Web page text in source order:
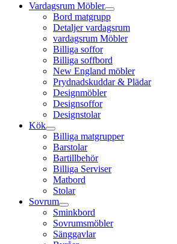
Vardagsrum Möbler
Bord matgrupp
Detaljer vardagsrum
vardagsrum Möbler
Billiga soffor
Billiga soffbord
New England möbler
Prydnadskuddar & Plädar
Designmöbler
Designsoffor
Designstolar
Kök
Billiga matgrupper
Barstolar
Bartillbehör
Billiga Serviser
Matbord
Stolar
Sovrum
Sminkbord
Sovrumsmöbler
Sänggavlar